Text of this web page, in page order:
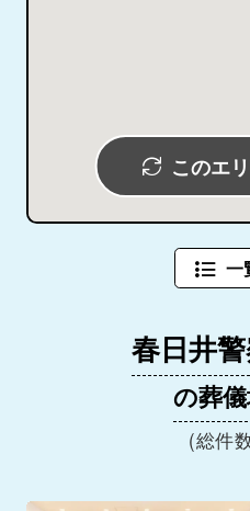
このエ
一
春日井
の葬
(総件